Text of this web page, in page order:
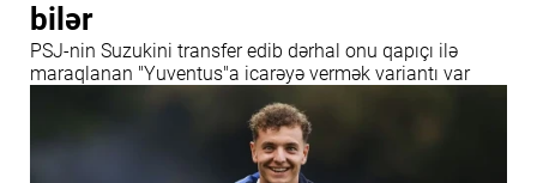
bilər
PSJ-nin Suzukini transfer edib dərhal onu qapıçı ilə
maraqlanan "Yuventus"a icarəyə vermək variantı var